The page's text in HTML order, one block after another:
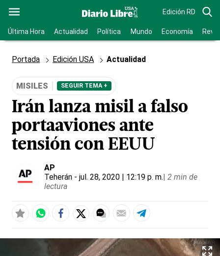
Edición RD
Última Hora Actualidad Política Mundo Economía
Portada Edición USA Actualidad
MISILES SEGUIR TEMA +
Irán lanza misil a falso
portaaviones ante
tensión con EEUU
AP
Teherán - jul. 28, 2020 | 12:19 p. m.| 2 min de
lectura